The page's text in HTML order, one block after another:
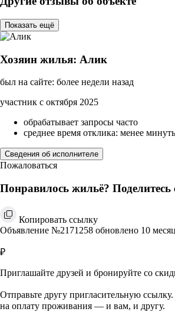
Показать ещё
Хозяин жилья: Алик
был на сайте: более недели назад
участник с октября 2025
обрабатывает запросы часто
среднее время отклика: менее
Сведения об исполнителе
Пожаловаться
Понравилось жильё? Поделитесь
Копировать ссылку
Объявление №2171258 обновлено 10
₽
Приглашайте друзей и бронируйте со
Отправьте другу пригласительную
на оплату проживания — и вам, и другу.